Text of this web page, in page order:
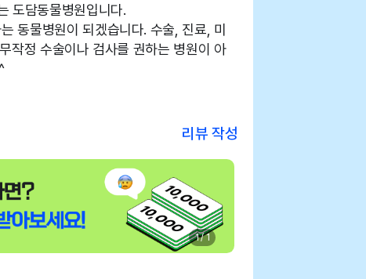
도담동물병원입니다.
동물병원이 되겠습니다. 수술, 진료, 미
작정 수술이나 검사를 권하는 병원이 아
리뷰 작성
1 / 1